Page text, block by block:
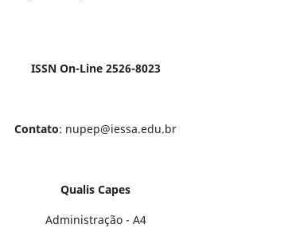
ISSN On-Line 2526-8023
Contato: nupep@iessa.edu.br
Qualis Capes
Administração - A4